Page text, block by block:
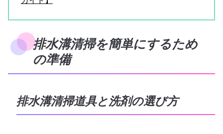
排水溝清掃を簡単にするため
の準備
排水溝清掃道具と洗剤の選び方